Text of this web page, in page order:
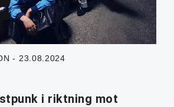
- 23.08.2024
i riktning mot